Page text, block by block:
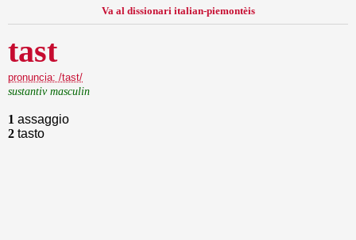
Va al dissionari italian-piemontèis
tast
pronuncia: /tast/
sustantiv masculin
1 assaggio
2 tasto